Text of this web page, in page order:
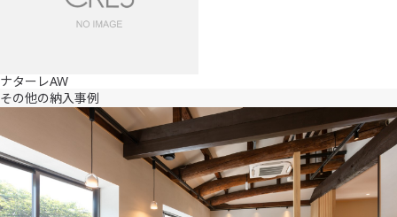
ナターレAW
その他の納入事例